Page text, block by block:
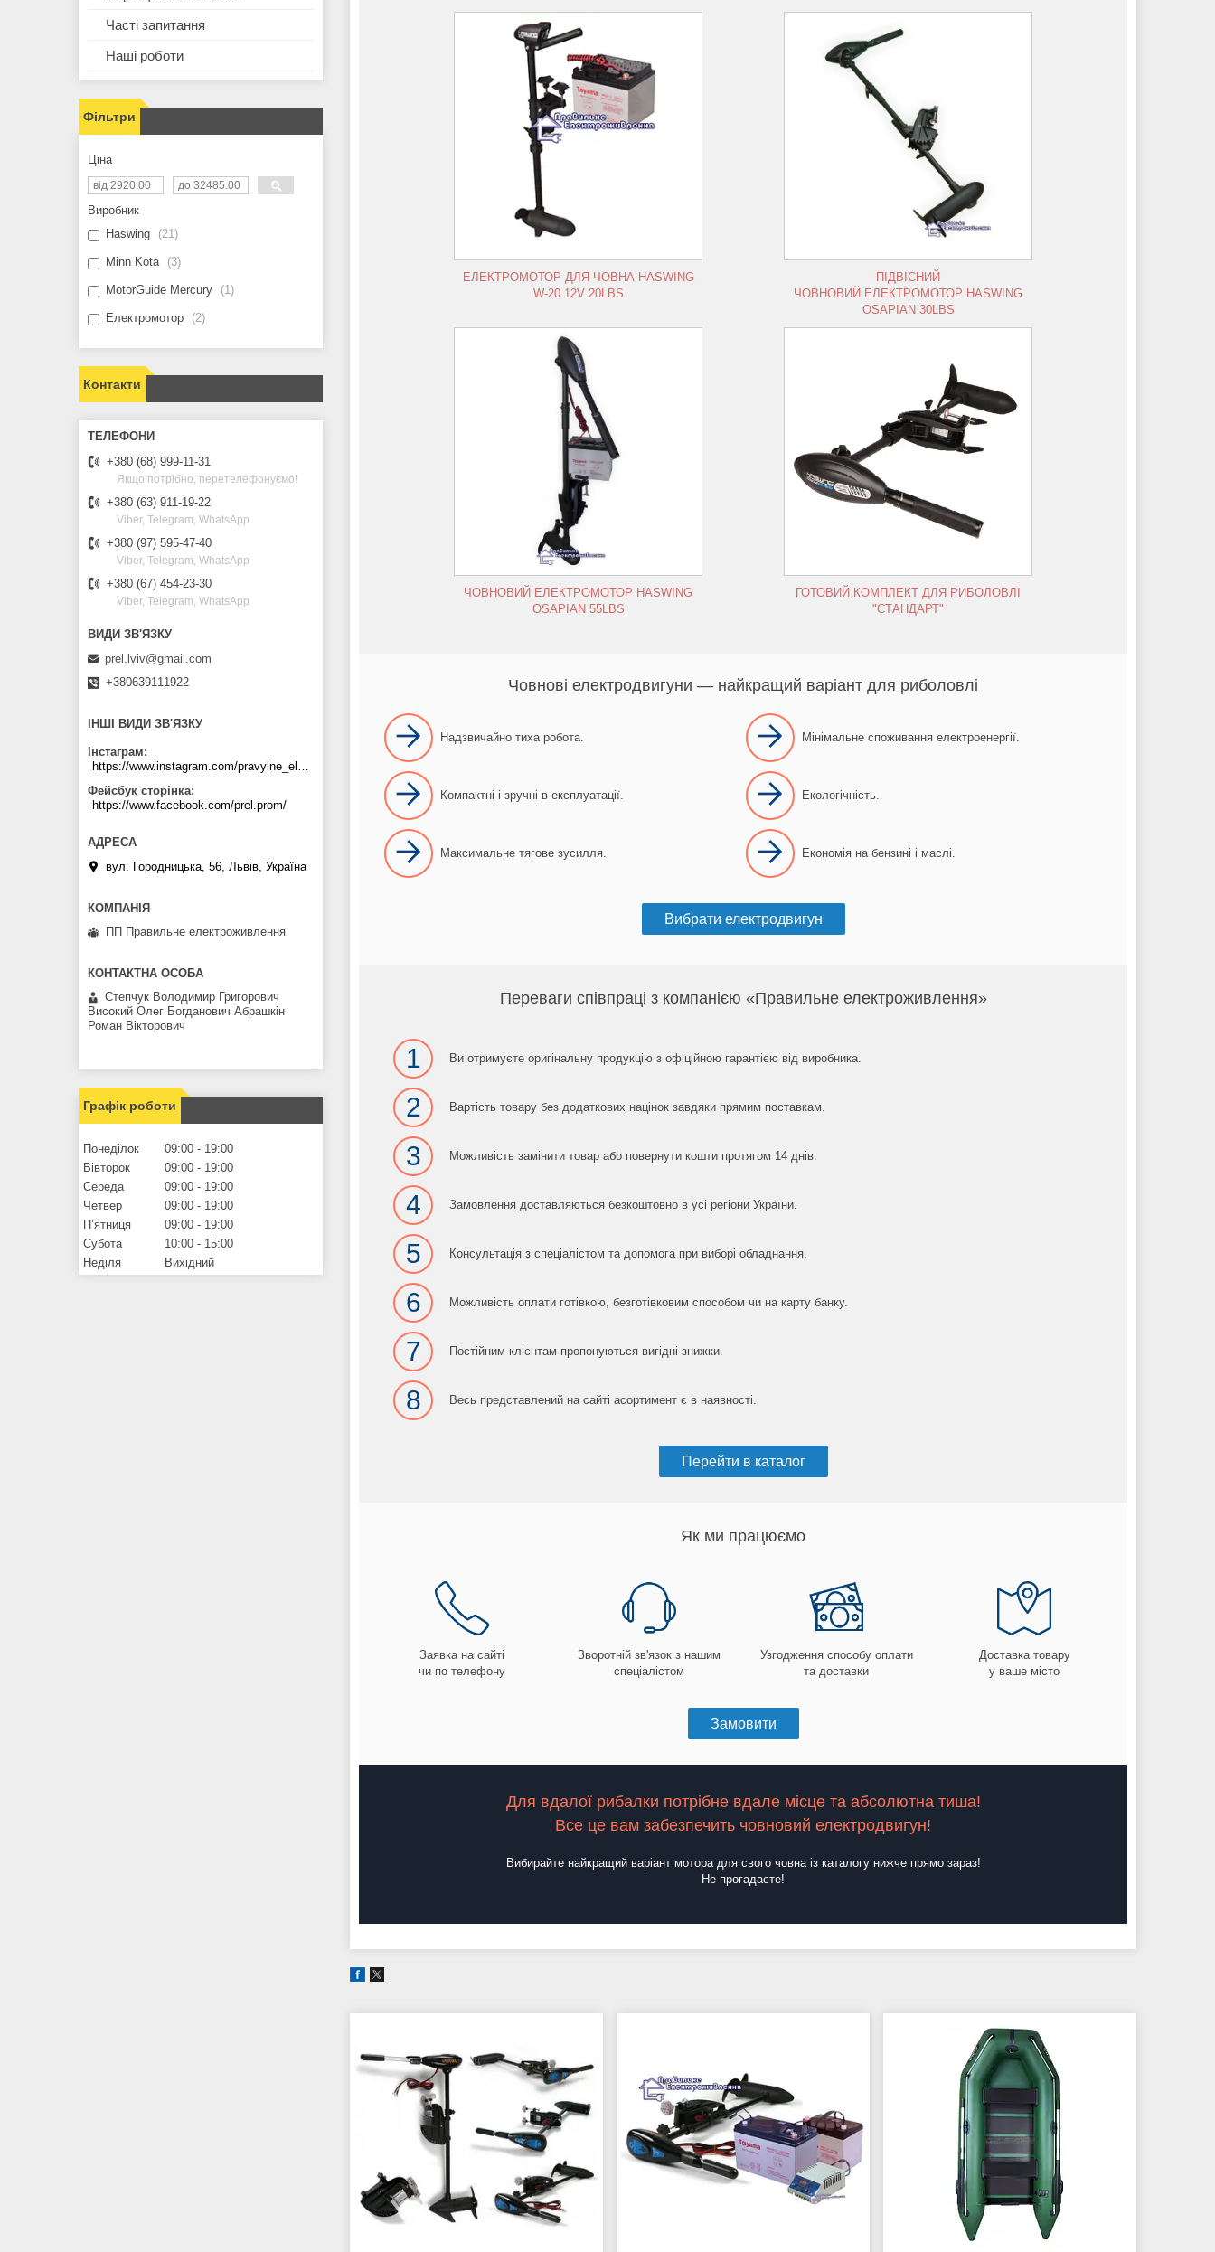
Компактний родвигун потужністю 144
Надійний та зручний у використанні.
Особливостями даного двигуна
являється тиха робота та мале
ЕЛЕКТРОМОТОР ДЛЯ ЧОВНА HASWING
W-20 12V 20LBS
ПІДВІСНИЙ
ЧОВНОВИЙ ЕЛЕКТРОМОТОР HASWING
OSAPIAN 30LBS
експлуатуватись на мілководді.
Зробивши вибір на користь готового
комплекту для риболовлі ви суттєво
економите свій час та отримуєте
оптимальній варіант устаткування для
свого човна.
ЧОВНОВИЙ ЕЛЕКТРОМОТОР HASWING
OSAPIAN 55LBS
ГОТОВИЙ КОМПЛЕКТ ДЛЯ РИБОЛОВЛІ
"СТАНДАРТ"
Човнові електродвигуни — найкращий варіант для риболовлі
Надзвичайно тиха робота. Мінімальне споживання електроенергії.
Компактні і зручні в експлуатації. Екологічність.
Максимальне тягове зусилля. Економія на бензині і маслі.
Вибрати електродвигун
Переваги співпраці з компанією «Правильне електроживлення»
1 Ви отримуєте оригінальну продукцію з офіційною гарантією від виробника.
2 Вартість товару без додаткових націнок завдяки прямим поставкам.
3 Можливість замінити товар або повернути кошти протягом 14 днів.
4 Замовлення доставляються безкоштовно в усі регіони України.
5 Консультація з спеціалістом та допомога при виборі обладнання.
6 Можливість оплати готівкою, безготівковим способом чи на карту банку.
7 Постійним клієнтам пропонуються вигідні знижки.
8 Весь представлений на сайті асортимент є в наявності.
Перейти в каталог
Як ми працюємо
Заявка на сайті
чи по телефону
Зворотній зв'язок з нашим
спеціалістом
Узгодження способу оплати
та доставки
Доставка товару
у ваше місто
Замовити
Для вдалої рибалки потрібне вдале місце та абсолютна тиша!
Все це вам забезпечить човновий електродвигун!
Вибирайте найкращий варіант мотора для свого човна із каталогу нижче прямо зараз!
Не прогадаєте!
Часті запитання
Наші роботи
Фільтри
Ціна
Виробник
Haswing
21
Minn Kota 3
MotorGuide Mercury 1
Електромотор 2
Контакти
+380 (68) 999-11-31
Якщо потрібно, перетелефонуємо!
+380 (63) 911-19-22
Viber, Telegram, WhatsApp
+380 (97) 595-47-40
Viber, Telegram, WhatsApp
+380 (67) 454-23-30
Viber, Telegram, WhatsApp
prel.lviv@gmail.com
+380639111922
ІНШІ ВИДИ ЗВ'ЯЗКУ
Інстаграм
https://www.instagram.com/pravylne_electrozhyvlennya/
Фейсбук сторінка
https://www.facebook.com/prel.prom/
вул. Городницька, 56, Львів, Україна
ПП Правильне електроживлення
Степчук Володимир Григорович
Високий Олег Богданович Абрашкін
Роман Вікторович
Графік роботи
Понеділок 09:00
19:00
Вівторок
09:00
19:00
Середа
09:00
19:00
Четвер
09:00
19:00
Пʼятниця
09:00
19:00
Субота
10:00
15:00
Неділя
Вихідний